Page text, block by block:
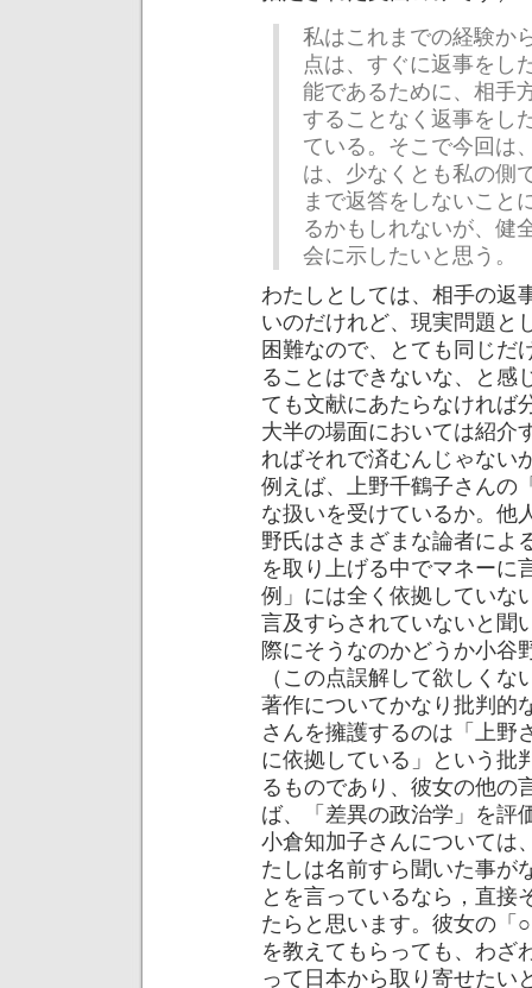
私はこれまでの経験か
点は、すぐに返事をし
能であるために、相手
することなく返事をし
ている。そこで今回は
は、少なくとも私の側
まで返答をしないこと
るかもしれないが、健
会に示したいと思う。
わたしとしては、相手の返
いのだけれど、現実問題と
困難なので、とても同じだ
ることはできないな、と感
ても文献にあたらなければ
大半の場面においては紹介
ればそれで済むんじゃない
例えば、上野千鶴子さんの
な扱いを受けているか。他
野氏はさまざまな論者によ
を取り上げる中でマネーに
例」には全く依拠していな
言及すらされていないと聞
際にそうなのかどうか小谷
（この点誤解して欲しく
著作についてかなり批判的
さんを擁護するのは「上野
に依拠している」という批
るものであり、彼女の他の
ば、「差異の政治学」を評
小倉知加子さんについては
たしは名前すら聞いた事が
とを言っているなら，直接
たらと思います。彼女の「
を教えてもらっても、わざ
って日本から取り寄せたい